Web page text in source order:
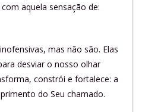
aquela sensação de:
mas não são. Elas
desviar o nosso olhar
constrói e fortalece: a
do Seu chamado.